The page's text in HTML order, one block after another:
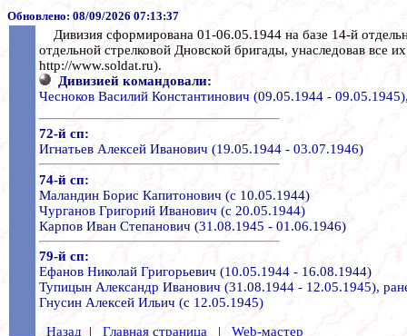
Обновлено: 08/09/2026 07:13:37
Дивизия сформирована 01-06.05.1944 на базе 14-й
отдельной стрелковой Дновской бригады, унаследовав
http://www.soldat.ru).
Дивизией командовали:
Чесноков Василий Константинович (09.05.1944 -
72-й сп:
Игнатьев Алексей Иванович (19.05.1944 - 03.07.1946)
74-й сп:
Маландин Борис Капитонович (с 10.05.1944)
Чурганов Григорий Иванович (с 20.05.1944)
Карпов Иван Степанович (31.08.1945 - 01.06.1946)
79-й сп:
Ефанов Николай Григорьевич (10.05.1944 - 16.08.1944)
Тупицын Александр Иванович (31.08.1944 - 12.05.1945),
Гнусин Алексей Ильич (с 12.05.1945)
Назад | Главная страница | Web-мастер